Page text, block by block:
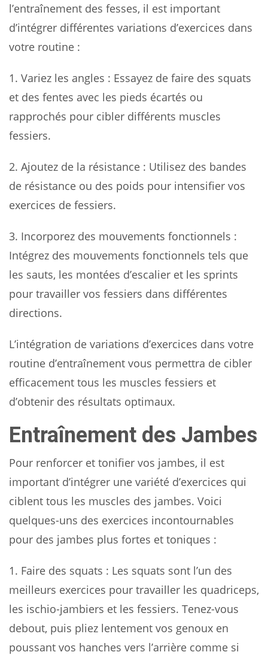
l’entraînement des fesses, il est important
d’intégrer différentes variations d’exercices dans
votre routine :
1. Variez les angles : Essayez de faire des squats
et des fentes avec les pieds écartés ou
rapprochés pour cibler différents muscles
fessiers.
2. Ajoutez de la résistance : Utilisez des bandes
de résistance ou des poids pour intensifier vos
exercices de fessiers.
3. Incorporez des mouvements fonctionnels :
Intégrez des mouvements fonctionnels tels que
les sauts, les montées d’escalier et les sprints
pour travailler vos fessiers dans différentes
directions.
L’intégration de variations d’exercices dans votre
routine d’entraînement vous permettra de cibler
efficacement tous les muscles fessiers et
d’obtenir des résultats optimaux.
Entraînement des Jambes
Pour renforcer et tonifier vos jambes, il est
important d’intégrer une variété d’exercices qui
ciblent tous les muscles des jambes. Voici
quelques-uns des exercices incontournables
pour des jambes plus fortes et toniques :
1. Faire des squats : Les squats sont l’un des
meilleurs exercices pour travailler les quadriceps,
les ischio-jambiers et les fessiers. Tenez-vous
debout, puis pliez lentement vos genoux en
poussant vos hanches vers l’arrière comme si